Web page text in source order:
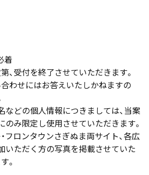
着
、受付を終了させていただきます。
わせにはお答えいたしかねますの
などの個人情報につきましては、当案
のみ限定し使用させていただきます。
フロンタウンさぎぬま両サイト、各広
いただく方の写真を掲載させていた
。